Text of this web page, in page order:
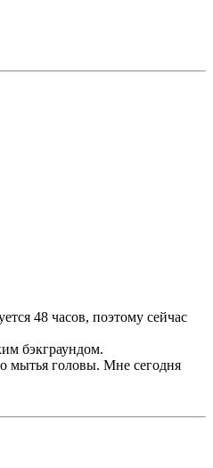
48 часов, поэтому сейчас
бэкграундом.
мытья головы. Мне сегодня